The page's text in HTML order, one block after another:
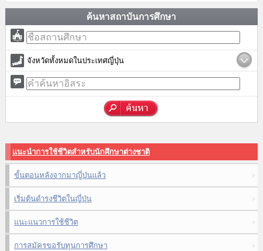
ค้นหาสถาบันการศึกษา
จังหวัดทั้งหมดในประเทศญี่ปุ่น
แนะนำการใช้ชีวิตสำหรับนักศึกษาต่างชาติ
ขั้นตอนหลังจากมาญี่ปุ่นแล้ว
เริ่มต้นดำรงชีวิตในญี่ปุ่น
แนะแนวการใช้ชีวิต
การสมัครขอรับทุนการศึกษา